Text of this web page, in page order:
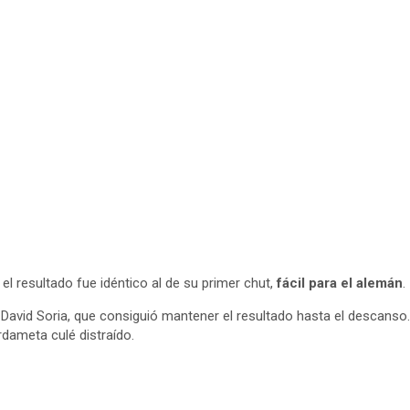
resultado fue idéntico al de su primer chut,fácil para el alemán.
Soria, que consiguió mantener el resultado hasta el descanso.
culé distraído.